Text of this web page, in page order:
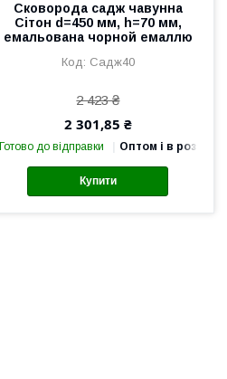
Сковорода садж чавунна
Сітон d=450 мм, h=70 мм,
емальована чорной емаллю
Садж40
2 423 ₴
2 301,85 ₴
Готово до відправки Оптом і в роздріб
Купити